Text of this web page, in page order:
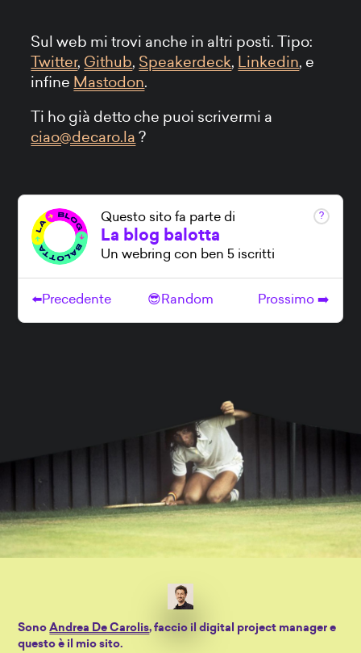
Sul web mi trovi anche in altri posti. Tipo:
Twitter, Github, Speakerdeck, Linkedin, e
infine Mastodon.
Ti ho già detto che puoi scrivermi a
ciao@decaro.la ?
SonoAndrea De Carolis, faccio il digital project manager e
questo è il mio sito.